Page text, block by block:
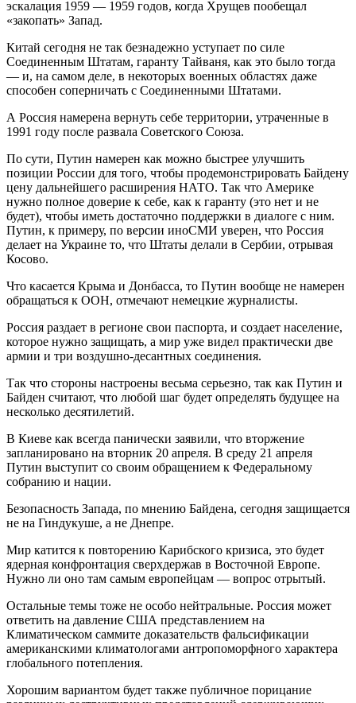
эскалация 1959 — 1959 годов, когда Хрущев пообещал
«закопать» Запад.
Китай сегодня не так безнадежно уступает по силе
Соединенным Штатам, гаранту Тайваня, как это было тогда
— и, на самом деле, в некоторых военных областях даже
способен соперничать с Соединенными Штатами.
А Россия намерена вернуть себе территории, утраченные в
1991 году после развала Советского Союза.
По сути, Путин намерен как можно быстрее улучшить
позиции России для того, чтобы продемонстрировать Байдену
цену дальнейшего расширения НАТО. Так что Америке
нужно полное доверие к себе, как к гаранту (это нет и не
будет), чтобы иметь достаточно поддержки в диалоге с ним.
Путин, к примеру, по версии иноСМИ уверен, что Россия
делает на Украине то, что Штаты делали в Сербии, отрывая
Косово.
Что касается Крыма и Донбасса, то Путин вообще не намерен
обращаться к ООН, отмечают немецкие журналисты.
Россия раздает в регионе свои паспорта, и создает население,
которое нужно защищать, а мир уже видел практически две
армии и три воздушно-десантных соединения.
Так что стороны настроены весьма серьезно, так как Путин и
Байден считают, что любой шаг будет определять будущее на
несколько десятилетий.
В Киеве как всегда панически заявили, что вторжение
запланировано на вторник 20 апреля. В среду 21 апреля
Путин выступит со своим обращением к Федеральному
собранию и нации.
Безопасность Запада, по мнению Байдена, сегодня защищается
не на Гиндукуше, а не Днепре.
Мир катится к повторению Карибского кризиса, это будет
ядерная конфронтация сверхдержав в Восточной Европе.
Нужно ли оно там самым европейцам — вопрос отрытый.
Остальные темы тоже не особо нейтральные. Россия может
ответить на давление США представлением на
Климатическом саммите доказательств фальсификации
американскими климатологами антропоморфного характера
глобального потепления.
Хорошим вариантом будет также публичное порицание